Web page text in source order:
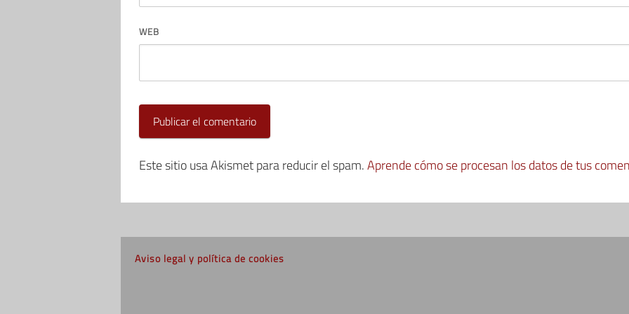
WEB
Este sitio usa Akismet para reducir el spam.Aprende cómo se procesan los datos de tus
Aviso legal y política de cookies